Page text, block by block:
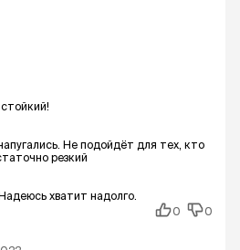
Не подойдёт для тех, кто
резкий
хватит надолго.
0
0